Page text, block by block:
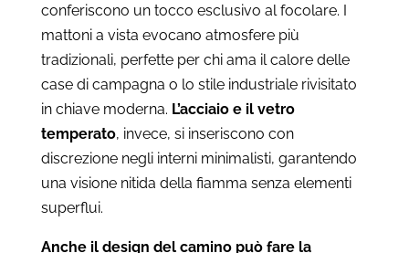
conferiscono un tocco esclusivo al focolare. I
mattoni a vista evocano atmosfere più
tradizionali, perfette per chi ama il calore delle
case di campagna o lo stile industriale rivisitato
in chiave moderna. L’acciaio e il vetro
temperato, invece, si inseriscono con
discrezione negli interni minimalisti, garantendo
una visione nitida della fiamma senza elementi
superflui.
Anche il design del camino può fare la